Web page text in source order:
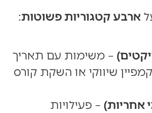
ארבע קטגוריות פשוטות:
– משימות עם תאריך
שיווקי או השקת קורס
– פעילויות